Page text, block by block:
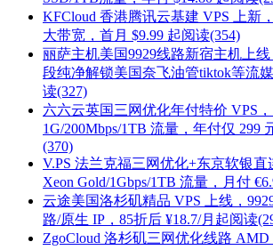
KFCloud 香港腾讯云基建 VPS 上新
大带宽，首月 $9.99 起阅读(354)
丽萨主机美国9929线路新宿主机上
段纯净解锁美国奈飞油管tiktok等流
读(327)
六六云英国三网优化年付特价 VPS
1G/200Mbps/1TB 流量，年付仅 299
(370)
V.PS 法兰克福三网优化+东京软银直
Xeon Gold/1Gbps/1TB 流量，月付
云途美国洛杉矶精品 VPS 上线，
路/原生 IP，85折后 ¥18.7/月起阅读
ZgoCloud 洛杉矶三网优化线路 AMD